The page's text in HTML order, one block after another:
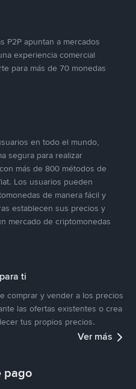
P2P apuntan a mercados
experiencia comercial
para más de 70 monedas
en todo el mundo,
segura para realizar
más de 800 métodos de
Los usuarios pueden
de manera fácil y
establecen sus precios y
mercado de criptomonedas
ti
comprar y vender a los precios
las ofertas existentes o crea
tus propios precios.
Ver más
pago